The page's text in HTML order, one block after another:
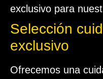
exclusivo para
Selección
exclusivo
Ofrecemos una